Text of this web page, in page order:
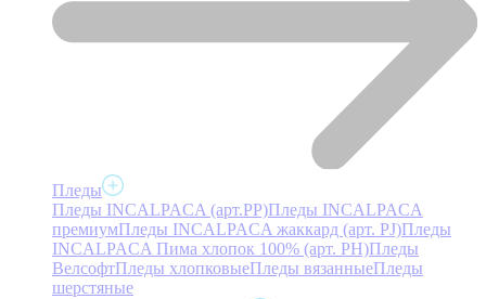
Пледы
Пледы INCALPACA (арт.PP)Пледы INCALPACA
премиумПледы INCALPACA жаккард (арт. PJ)Пледы
INCALPACA Пима хлопок 100% (арт. PH)Пледы
ВелсофтПледы хлопковыеПледы вязанныеПледы
шерстяные